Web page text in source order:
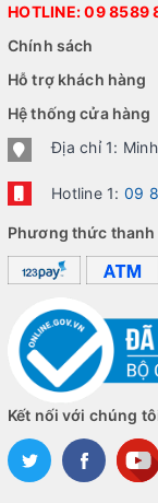
HOTLINE:09 8589
Chính sách
Hỗ trợ khách hàng
Hệ thống cửa hàng
Địa chỉ 1:
Hotline 1: 09
Phương thức thanh
Kết nối với chúng